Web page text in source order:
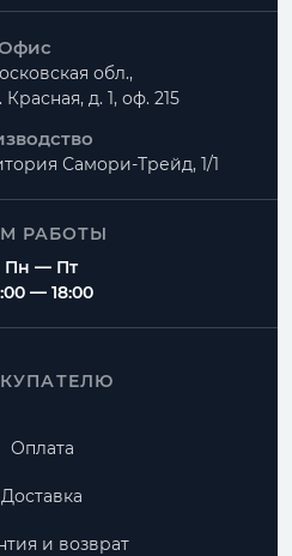
обл.,
д. 1, оф. 215
Самори-Трейд, 1/1
РАБОТЫ
Пн — Пт
— 18:00
Оплата
Доставка
и возврат